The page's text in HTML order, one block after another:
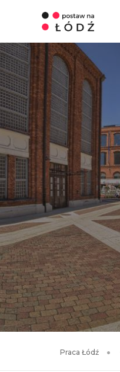
Praca Łódź